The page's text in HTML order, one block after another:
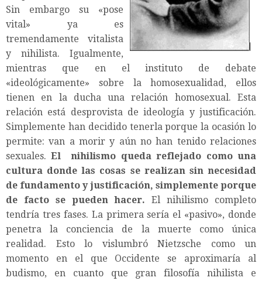
Sin embargo su «pose
vital» ya es
tremendamente vitalista
y nihilista. Igualmente,
mientras que en el instituto de debate
«ideológicamente» sobre la homosexualidad, ellos
tienen en la ducha una relación homosexual. Esta
relación está desprovista de ideología y justificación.
Simplemente han decidido tenerla porque la ocasión lo
permite: van a morir y aún no han tenido relaciones
sexuales.El nihilismo queda reflejado como una
cultura donde las cosas se realizan sin necesidad
de fundamento y justificación, simplemente porque
de facto se pueden hacer. El nihilismo completo
tendría tres fases. La primera sería el «pasivo», donde
penetra la conciencia de la muerte como única
realidad. Esto lo vislumbró Nietzsche como un
momento en el que Occidente se aproximaría al
budismo, en cuanto que gran filosofía nihilista e